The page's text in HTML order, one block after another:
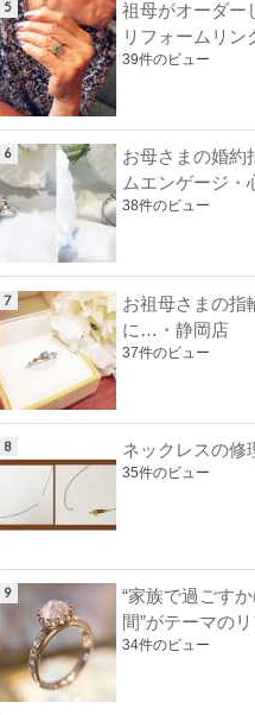
祖母がオーダー
リフォームリン
39件のビュー
お母さまの婚
ムエンゲージ・
38件のビュー
お祖母さまの指
に…・静岡店
37件のビュー
ネックレスの修
35件のビュー
“家族で過ごす
間”がテーマの
34件のビュー